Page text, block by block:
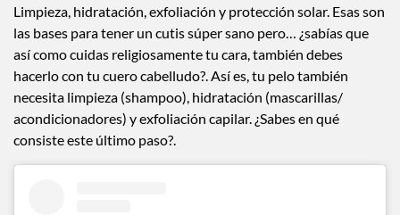
Limpieza, hidratación, exfoliación y protección solar. Esas son
las bases para tener un cutis súper sano pero… ¿sabías que
así como cuidas religiosamente tu cara, también debes
hacerlo con tu cuero cabelludo?. Así es, tu pelo también
necesita limpieza (shampoo), hidratación (mascarillas/
acondicionadores) y exfoliación capilar. ¿Sabes en qué